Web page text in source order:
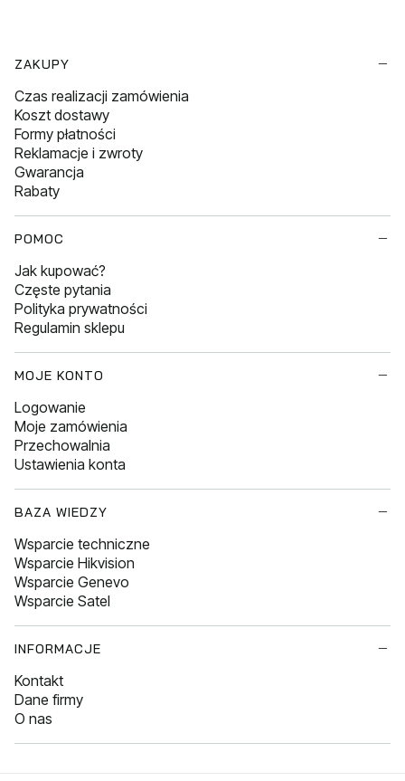
ZAKUPY
Czas realizacji zamówienia
Koszt dostawy
Formy płatności
Reklamacje i zwroty
Gwarancja
Rabaty
POMOC
Jak kupować?
Częste pytania
Polityka prywatności
Regulamin sklepu
MOJE KONTO
Logowanie
Moje zamówienia
Przechowalnia
Ustawienia konta
BAZA WIEDZY
Wsparcie techniczne
Wsparcie Hikvision
Wsparcie Genevo
Wsparcie Satel
INFORMACJE
Kontakt
Dane firmy
O nas